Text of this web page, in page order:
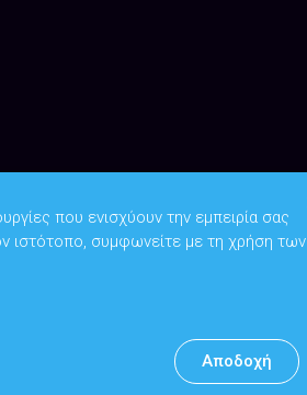
Ψηφιακής Διακυβέρνησης
που ενισχύουν την εμπειρία σας
ιστότοπο, συμφωνείτε με τη χρήση των
Αποδοχή